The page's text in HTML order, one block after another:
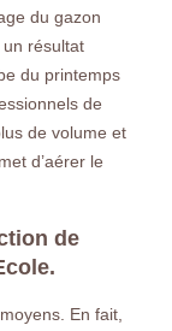
du gazon
résultat
du printemps
de
de volume et
d’aérer le
de
En fait,